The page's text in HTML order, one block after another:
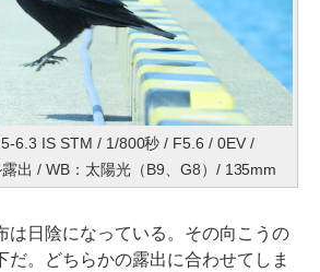
6.3 IS STM / 1/800秒 / F5.6 / 0EV /
出 / WB：太陽光（B9、G8）/ 135mm
は日陰になっている。その向こうの
だ。どちらかの露出に合わせてしま